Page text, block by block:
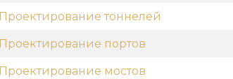
Проектирование тоннелей
Проектирование портов
Проектирование мостов